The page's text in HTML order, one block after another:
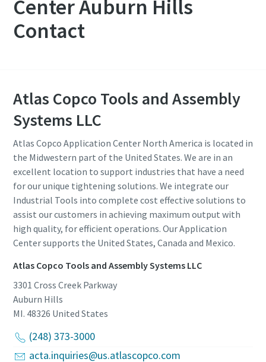
Center Auburn Hills
Contact
Atlas Copco Tools and Assembly
Systems LLC
Atlas Copco Application Center North America is located in
the Midwestern part of the United States. We are in an
excellent location to support industries that have a need
for our unique tightening solutions. We integrate our
Industrial Tools into complete cost effective solutions to
assist our customers in achieving maximum output with
high quality, for efficient operations. Our Application
Center supports the United States, Canada and Mexico.
Atlas Copco Tools and Assembly Systems LLC
3301 Cross Creek Parkway
Auburn Hills
MI. 48326 United States
(248) 373-3000
acta.inquiries@us.atlascopco.com